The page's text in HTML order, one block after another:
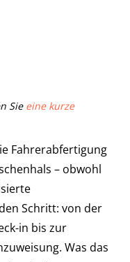
Sie eine kurze
Fahrerabfertigung
– obwohl
Schritt: von der
in bis zur
Was das